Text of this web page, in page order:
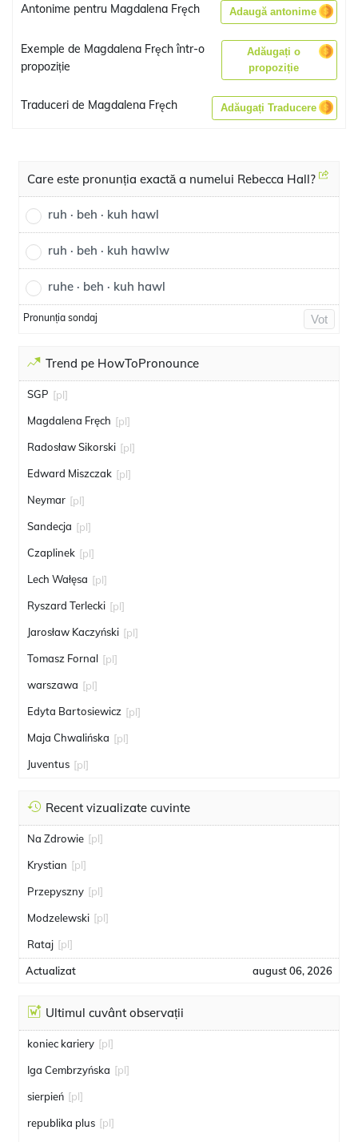
Antonime pentru Magdalena Fręch Adaugă antonime
Exemple de Magdalena Fręch într-o
propoziție
Adăugați o
propoziție
Traduceri de Magdalena Fręch Adăugați Traducere
Care este pronunția exactă a numelui Rebecca Hall?
ruh · beh · kuh hawl
ruh · beh · kuh hawlw
ruhe · beh · kuh hawl
Pronunția sondaj Vot
Trend pe HowToPronounce
SGP [pl]
Magdalena Fręch [pl]
Radosław Sikorski [pl]
Edward Miszczak [pl]
Neymar [pl]
Sandecja [pl]
Czaplinek [pl]
Lech Wałęsa [pl]
Ryszard Terlecki [pl]
Jarosław Kaczyński [pl]
Tomasz Fornal [pl]
warszawa [pl]
Edyta Bartosiewicz [pl]
Maja Chwalińska [pl]
Juventus [pl]
Recent vizualizate cuvinte
Na Zdrowie [pl]
Krystian [pl]
Przepyszny [pl]
Modzelewski [pl]
Rataj [pl]
Actualizat august 06, 2026
Ultimul cuvânt observații
koniec kariery [pl]
Iga Cembrzyńska [pl]
sierpień [pl]
republika plus [pl]